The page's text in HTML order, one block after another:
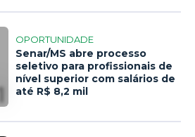
OPORTUNIDADE
Senar/MS abre processo
seletivo para profissionais de
nível superior com salários de
até R$ 8,2 mil